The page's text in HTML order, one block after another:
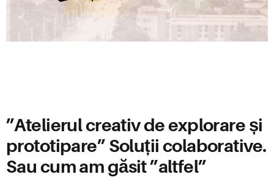
”Atelierul creativ de explorare și
prototipare” Soluții colaborative.
Sau cum am găsit ”altfel”